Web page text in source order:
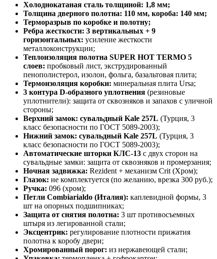
Холоднокатаная сталь толщиной: 1,8 мм;
Толщина дверного полотна: 110 мм, короба: 140 мм;
Терморазрыв по коробке и полотну;
Ребра жесткости: 3 вертикальных + 9
горизонтальных: усиление жесткости
металлоконструкции;
Теплоизоляция полотна SUPER НОТ ТЕRМО 5
слоев: пробковый лист, экструдированный
пенополистерол, изолон, фольга, базальтовая плита;
Термоизоляция коробки: минеральная плита Ursa;
3 контура D-образного уплотнения (резиновые
уплотнители): защита от сквозняков и запахов с уличной
стороны;
Верхний замок: сувальдный Kale 257L (Турция, 3
класс безопасности по ГОСТ 5089-2003);
Нижний замок: сувальдный Kale 257L (Турция, 3
класс безопасности по ГОСТ 5089-2003);
Автоматические шторки КЛС-13 с двух сторон на
сувальдные замки: защита от сквозняков и промерзания;
Ночная задвижка: Rezident + механизм Crit (Хром);
Глазок: не комплектуется (по желанию, врезка 300 руб.);
Ручка: 096 (хром);
Петли Combiarialdo (Италия): каплевидной формы, 3
шт на опорных подшипниках;
Защита от снятия полотна: 3 шт противосъемных
штыря из легированной стали;
Эксцентрик: регулирование плотности прижатия
полотна к коробу двери;
Хромированный порог: из нержавеющей стали;